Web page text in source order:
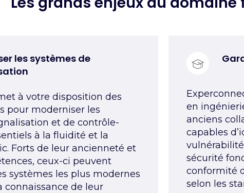
les systèmes de
à votre disposition des
pour moderniser les
et de contrôle-
à la fluidité et la
Forts de leur ancienneté et
ceux-ci peuvent
systèmes les plus modernes
connaissance de leur
en
anciens
capables
sécurité
conformité
selon les